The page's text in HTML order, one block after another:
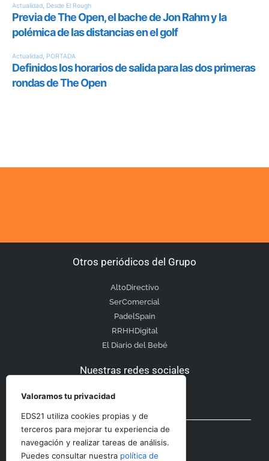
Otros periódicos del Grupo
AltoDirectivo
SerComercial
PadelSpain
RRHHDigital
El Diario del Bebé
Nuestras redes sociales
Otras secciones
Valoramos tu privacidad
EDS21 utiliza cookies propias y de
terceros para mejorar tu experiencia de
navegación y realizar tareas de análisis.
Puedes consultar nuestra política de